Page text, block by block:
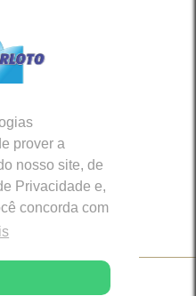
prover a
nosso site, de
Privacidade e,
concorda com
Redes Sociais
de Caratinga (MG)